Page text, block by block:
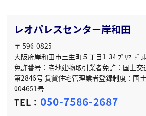
レオパレスセンター岸和田
〒 596-0825
大阪府岸和田市土生町５丁目1-34 ﾌﾟﾘﾏ-ﾄﾞ
免許番号：宅地建物取引業者免許：国土交
第2846号 賃貸住宅管理業者登録制度：国
004651号
TEL： 050-7586-2687